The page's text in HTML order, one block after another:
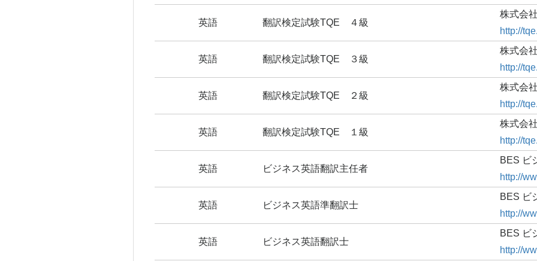
英語 翻訳検定試験TQE ４級
株式会
http://
英語 翻訳検定試験TQE ３級
株式会
http://
英語 翻訳検定試験TQE ２級
株式会
http://
英語 翻訳検定試験TQE １級
株式会
http://
英語 ビジネス英語翻訳主任者
BES ビ
http://
英語 ビジネス英語準翻訳士
BES ビ
http://
英語 ビジネス英語翻訳士
BES ビ
http://